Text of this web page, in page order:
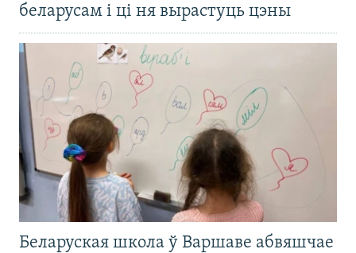
беларусам і ці ня вырастуць цэны
Беларуская школа ў Варшаве абвяшчае